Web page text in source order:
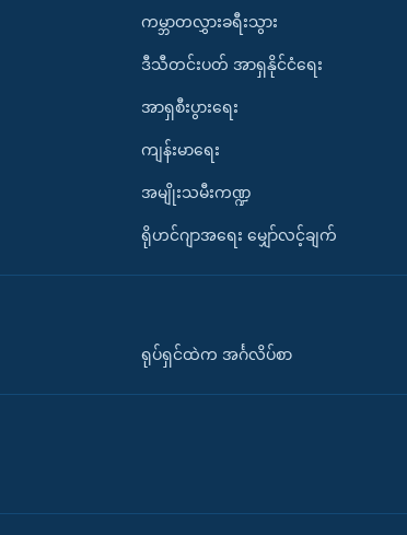
ကမ္ဘာတလွှားခရီးသွား
ဒီသီတင်းပတ် အာရှနိုင်ငံရေး
အာရှစီးပွားရေး
ကျန်းမာရေး
အမျိုးသမီးကဏ္ဍ
ရိုဟင်ဂျာအရေး မျှော်လင့်ချက်
ရုပ်ရှင်ထဲက အင်္ဂလိပ်စာ